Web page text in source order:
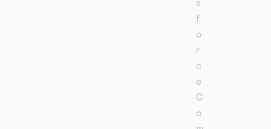
f
o
r
c
e
C
o